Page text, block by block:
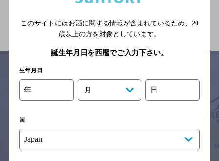
関連ページ
サイトマップ ご意見・ご感想 利用規約
念のためお店にご確認の上ご来店くださいますようお願い申し上げま
す。
このサイトにはお酒に関する情報が含まれているため、 20
歳以上の方を対象としています。
誕生年月日を西暦でご入力下さい。
生年月日
年 月 日
国